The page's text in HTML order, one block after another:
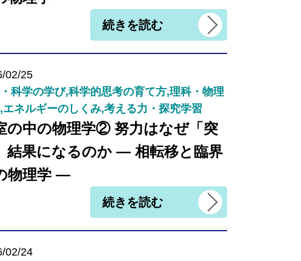
続きを読む
02/25
科学の学び,科学的思考の育て方,理科・物理
エネルギーのしくみ,考える力・探究学習
の中の物理学② 努力はなぜ「突
結果になるのか ― 相転移と臨界
物理学 ―
続きを読む
02/24